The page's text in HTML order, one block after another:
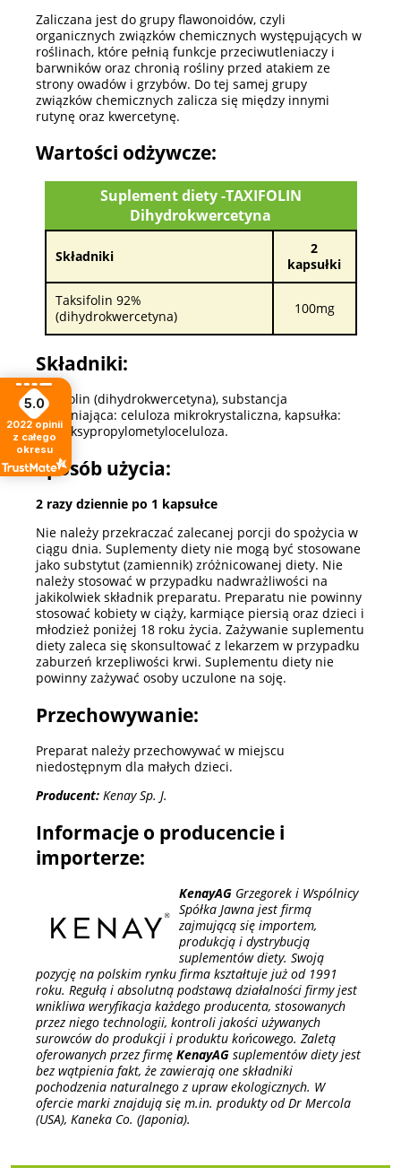
Zaliczana jest do grupy flawonoidów, czyli
organicznych związków chemicznych występujących w
roślinach, które pełnią funkcje przeciwutleniaczy i
barwników oraz chronią rośliny przed atakiem ze
strony owadów i grzybów. Do tej samej grupy
związków chemicznych zalicza się między innymi
rutynę oraz kwercetynę.
Wartości odżywcze:
Suplement diety -TAXIFOLIN
Dihydrokwercetyna
Składniki
2
kapsułki
Taksifolin 92%
(dihydrokwercetyna)
100mg
Składniki:
taksifolin (dihydrokwercetyna), substancja
wypełniająca: celuloza mikrokrystaliczna, kapsułka:
hydroksypropylometyloceluloza.
Sposób użycia:
2 razy dziennie po 1 kapsułce
Nie należy przekraczać zalecanej porcji do spożycia w
ciągu dnia. Suplementy diety nie mogą być stosowane
jako substytut (zamiennik) zróżnicowanej diety. Nie
należy stosować w przypadku nadwrażliwości na
jakikolwiek składnik preparatu. Preparatu nie powinny
stosować kobiety w ciąży, karmiące piersią oraz dzieci i
młodzież poniżej 18 roku życia. Zażywanie suplementu
diety zaleca się skonsultować z lekarzem w przypadku
zaburzeń krzepliwości krwi. Suplementu diety nie
powinny zażywać osoby uczulone na soję.
Przechowywanie:
Preparat należy przechowywać w miejscu
niedostępnym dla małych dzieci.
Producent: Kenay Sp. J.
Informacje o producencie i
importerze:
KenayAG Grzegorek i Wspólnicy
Spółka Jawna jest firmą
zajmującą się importem,
produkcją i dystrybucją
suplementów diety. Swoją
pozycję na polskim rynku firma kształtuje już od 1991
roku. Regułą i absolutną podstawą działalności firmy jest
wnikliwa weryfikacja każdego producenta, stosowanych
przez niego technologii, kontroli jakości używanych
surowców do produkcji i produktu końcowego. Zaletą
oferowanych przez firmę KenayAG suplementów diety jest
bez wątpienia fakt, że zawierają one składniki
pochodzenia naturalnego z upraw ekologicznych. W
ofercie marki znajdują się m.in. produkty od Dr Mercola
(USA), Kaneka Co. (Japonia).
5.0
2022 opinii
z całego
okresu